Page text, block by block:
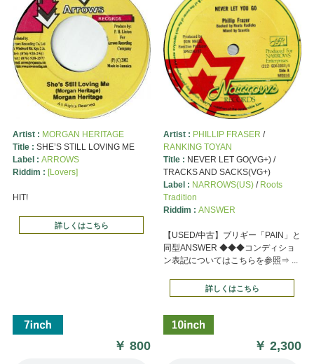
Artist : MORGAN HERITAGE
Title : SHE’S STILL LOVING ME
Label : ARROWS
Riddim : [Lovers]
HIT!
詳しくはこちら
￥800
Artist : PHILLIP FRASER /
RANKING TOYAN
Title : NEVER LET GO(VG+) /
TRACKS AND SACKS(VG+)
Label : NARROWS(US)/ Roots
Tradition
Riddim : ANSWER
【USED/中古】ブリギー「PAIN」と
同型ANSWER ◆◆◆コンディショ
ン表記についてはこちらを参照⇒ ...
詳しくはこちら
￥2,300